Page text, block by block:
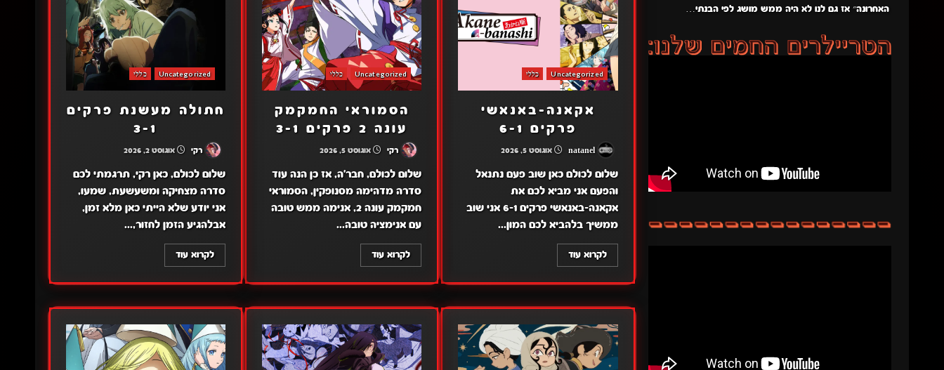
Uncategorized כללי
אקאנה-באנאשי
פרקים 6-1
אוגוסט 5, 2026
שלום לכולם כאן שוב פעם נתנאל
והפעם אני מביא לכם את
אקאנה-באנאשי פרקים 6-1 אני שוב
ממשיך בלהביא לכם המון...
לקרוא עוד
Uncategorized כללי
הסמוראי החמקמק
עונה 2 פרקים 3-1
רקי אוגוסט 5, 2026
שלום לכולם, חבר'ה, אז כן הנה עוד
סדרה מדהימה מסנופקין, הסמוראי
חמקמק עונה 2, אנימה ממש טובה
עם אנימציה טובה...
לקרוא עוד
Uncategorized כללי
חתולה מעשנת פרקים
3-1
רקי אוגוסט 2, 2026
שלום לכולם, כאן רקי, תרגמתי לכם
סדרה מצחיקה ומשעשעת, שמעו,
אני יודע שלא הייתי כאן מלא זמן,
אבלהגיע הזמן לחזור,...
לקרוא עוד
האחרונה״ אז גם לנו לא היה ממש מושג לפי הבנתי…